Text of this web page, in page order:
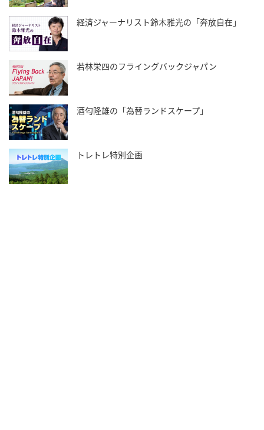
経済ジャーナリスト鈴木雅光の「奔放自在」
若林栄四のフライングバックジャパン
酒匂隆雄の「為替ランドスケープ」
トレトレ特別企画